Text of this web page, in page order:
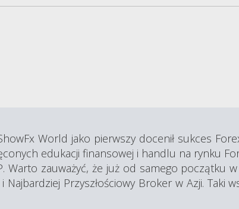
World jako pierwszy docenił sukces
edukacji finansowej i handlu na rynku
Warto zauważyć, że już od samego początku
Przyszłościowy Broker w Azji. Taki